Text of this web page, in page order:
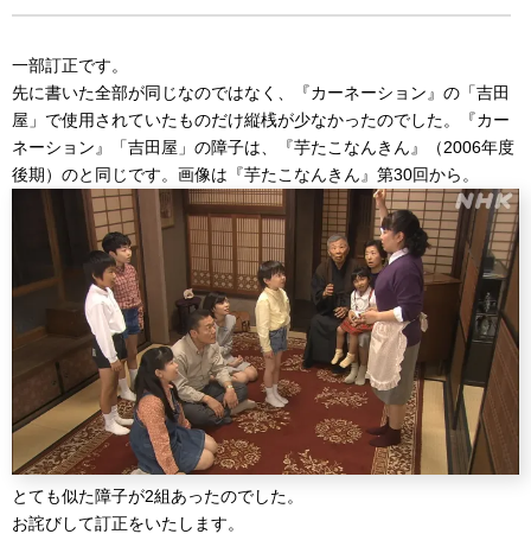
一部訂正です。
先に書いた全部が同じなのではなく、『カーネーション』の「吉田
屋」で使用されていたものだけ縦桟が少なかったのでした。『カー
ネーション』「吉田屋」の障子は、『芋たこなんきん』（2006年度
後期）のと同じです。画像は『芋たこなんきん』第30回から。
とても似た障子が2組あったのでした。
お詫びして訂正をいたします。